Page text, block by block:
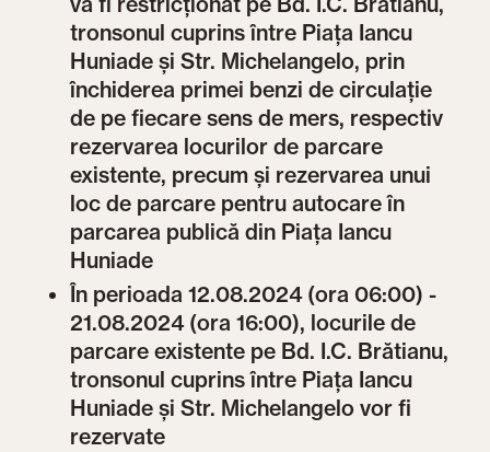
tronsonul cuprins între Piața Iancu
Huniade și Str. Michelangelo, prin
închiderea primei benzi de circulație
de pe fiecare sens de mers, respectiv
rezervarea locurilor de parcare
existente, precum și rezervarea unui
loc de parcare pentru autocare în
parcarea publică din Piața Iancu
Huniade
În perioada 12.08.2024 (ora 06:00) -
21.08.2024 (ora 16:00), locurile de
parcare existente pe Bd. I.C. Brătianu,
tronsonul cuprins între Piața Iancu
Huniade și Str. Michelangelo vor fi
rezervate